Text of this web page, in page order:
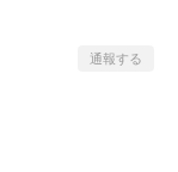
通報する